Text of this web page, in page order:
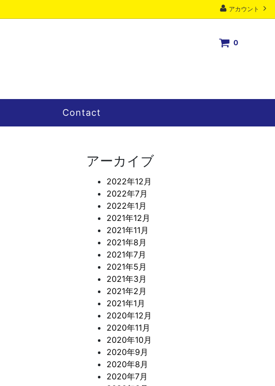
アカウント
0
Contact
アーカイブ
2022年12月
2022年7月
2022年1月
2021年12月
2021年11月
2021年8月
2021年7月
2021年5月
2021年3月
2021年2月
2021年1月
2020年12月
2020年11月
2020年10月
2020年9月
2020年8月
2020年7月